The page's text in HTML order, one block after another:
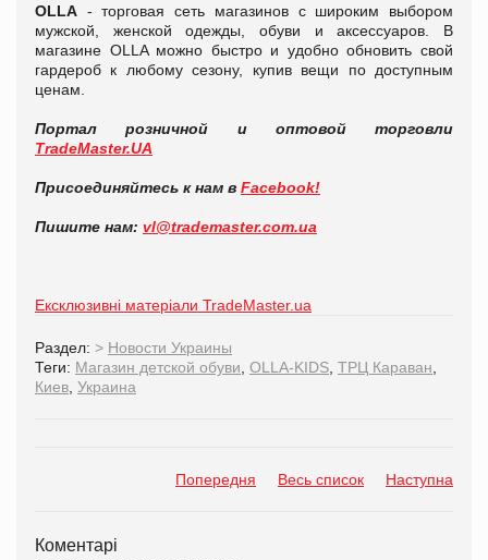
OLLA - торговая сеть магазинов с широким выбором
мужской, женской одежды, обуви и аксессуаров. В
магазине OLLA можно быстро и удобно обновить свой
гардероб к любому сезону, купив вещи по доступным
ценам.
Портал розничной и оптовой торговли
TradeMaster.UA
Присоединяйтесь к нам в Facebook!
Пишите нам: vl@trademaster.com.ua
Ексклюзивні матеріали TradeMaster.ua
Раздел: > Новости Украины
Теги: Магазин детской обуви OLLA-KIDS ТРЦ Караван
Киев Украина
Попередня Весь список Наступна
Коментарі